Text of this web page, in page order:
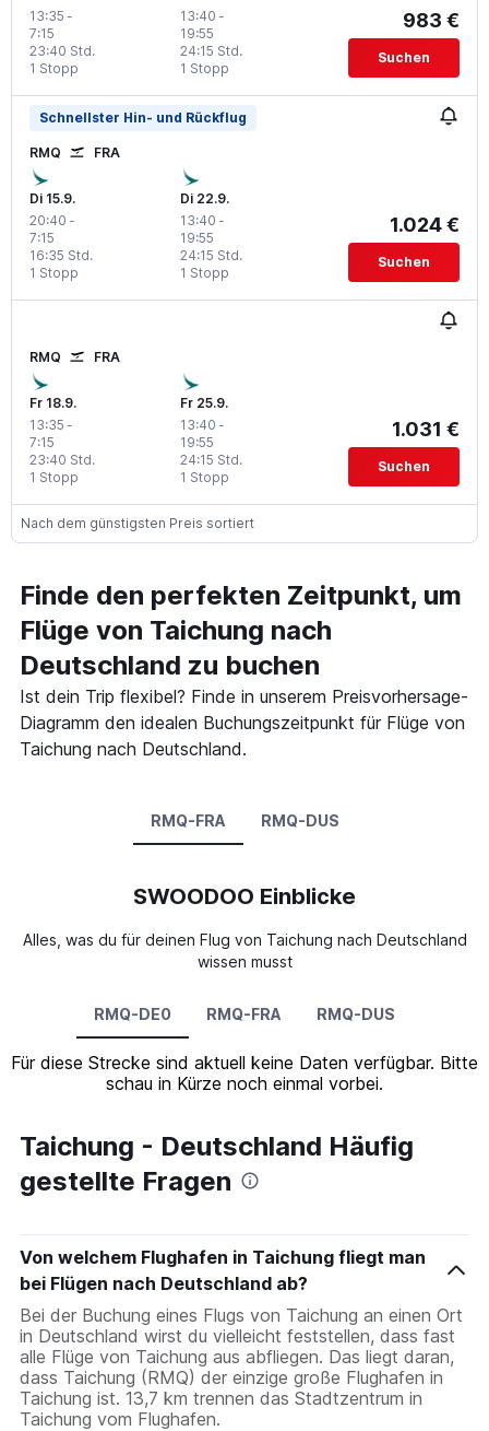
13:35 -
7:15
1 Stopp
23:40 Std.
13:40 -
19:55
1 Stopp
24:15 Std.
983 €
Suchen
Schnellster Hin- und Rückflug
RMQ FRA
Di 15.9.
20:40 -
7:15
1 Stopp
16:35 Std.
Di 22.9.
13:40 -
19:55
1 Stopp
24:15 Std.
1.024 €
Suchen
RMQ FRA
Fr 18.9.
13:35 -
7:15
1 Stopp
23:40 Std.
Fr 25.9.
13:40 -
19:55
1 Stopp
24:15 Std.
1.031 €
Suchen
Nach dem günstigsten Preis sortiert
Finde den perfekten Zeitpunkt, um
Flüge von Taichung nach
Deutschland zu buchen
Ist dein Trip flexibel? Finde in unserem Preisvorhersage-
Diagramm den idealen Buchungszeitpunkt für Flüge von
Taichung nach Deutschland.
RMQ-FRA RMQ-DUS
SWOODOO Einblicke
Alles, was du für deinen Flug von Taichung nach Deutschland
wissen musst
RMQ-DE0 RMQ-FRA RMQ-DUS
Für diese Strecke sind aktuell keine Daten verfügbar. Bitte
schau in Kürze noch einmal vorbei.
Taichung - Deutschland Häufig
gestellte Fragen
Von welchem Flughafen in Taichung fliegt man
bei Flügen nach Deutschland ab?
Bei der Buchung eines Flugs von Taichung an einen Ort
in Deutschland wirst du vielleicht feststellen, dass fast
alle Flüge von Taichung aus abfliegen. Das liegt daran,
dass Taichung (RMQ) der einzige große Flughafen in
Taichung ist. 13,7 km trennen das Stadtzentrum in
Taichung vom Flughafen.